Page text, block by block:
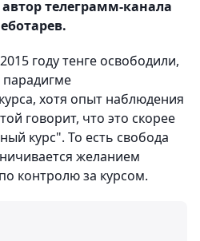
автор телеграмм-канала
году тенге освободили,
хотя опыт наблюдения
говорит, что это скорее
курс". То есть свобода
желанием
контролю за курсом.